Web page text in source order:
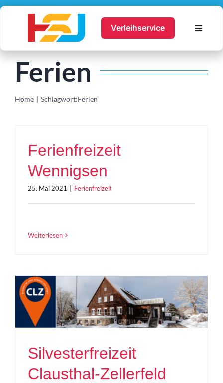
Zum
Verleihservice
Toggle
Ferienfreizeiten
Jugendtreff
Über uns
Ferien
Home Schlagwort:Ferien
Ferienfreizeit
Wennigsen
25. Mai 2021 Ferienfreizeit
Weiterlesen
Silvesterfreizeit
Clausthal-Zellerfeld